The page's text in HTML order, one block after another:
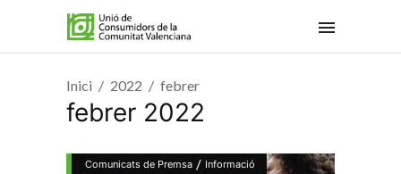
Inici 2022 febrer
febrer 2022
Comunicats de Premsa / Informació